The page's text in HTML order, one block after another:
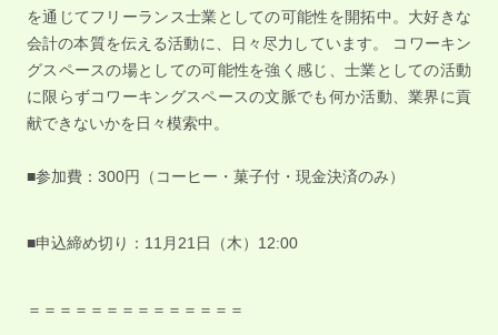
を通じてフリーランス士業としての可能性を開拓中。大好きな
会計の本質を伝える活動に、日々尽力しています。 コワーキン
グスペースの場としての可能性を強く感じ、士業としての活動
に限らずコワーキングスペースの文脈でも何か活動、業界に貢
献できないかを日々模索中。
■参加費：300円（コーヒー・菓子付・現金決済のみ）
■申込締め切り：11月21日（木）12:00
＝＝＝＝＝＝＝＝＝＝＝＝＝＝